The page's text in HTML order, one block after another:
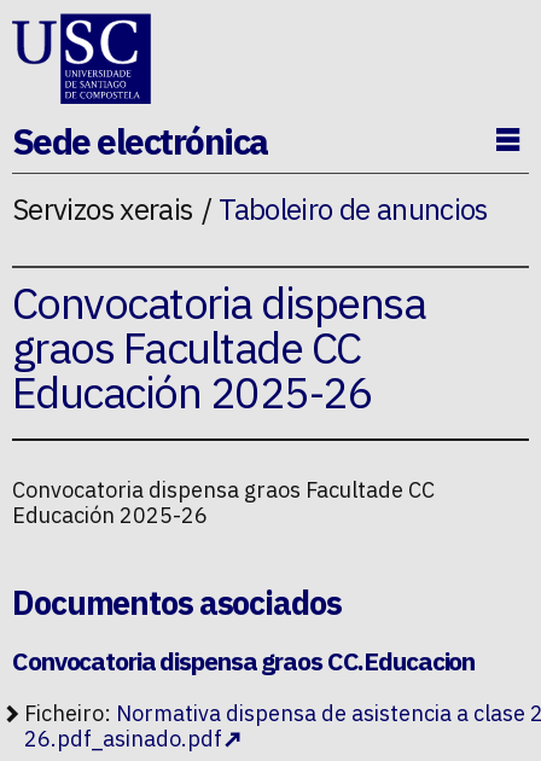
Ir ao contido da p�xina
Sede electrónica
Servizos xerais Taboleiro de anuncios
Convocatoria dispensa
graos Facultade CC
Educación 2025-26
Convocatoria dispensa graos Facultade CC
Educación 2025-26
Documentos asociados
Convocatoria dispensa graos CC.Educacion
Ficheiro: Normativa dispensa de asistencia a clase
26.pdf_asinado.pdf